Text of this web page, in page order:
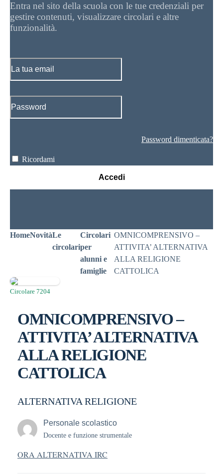
Entra nel sito della scuola con le tue credenziali per
gestire contenuti, visualizzare circolari e altre
funzionalità.
Password dimenticata?
Ricordami
Accedi
HomeNovitàLe
circolari
Circolari
per
alunni e
famiglie
OMNICOMPRENSIVO –
ATTIVITA’ ALTERNATIVA
ALLA RELIGIONE
CATTOLICA
Circolare 7204
OMNICOMPRENSIVO –
ATTIVITA’ ALTERNATIVA
ALLA RELIGIONE
CATTOLICA
ALTERNATIVA RELIGIONE
Personale scolastico
Docente e funzione strumentale
ORA ALTERNATIVA IRC